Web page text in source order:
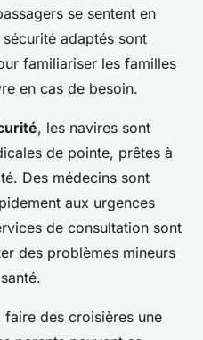
se sentent en
adaptés sont
familiariser les familles
en cas de besoin.
, les navires sont
de pointe, prêtes à
Des médecins sont
aux urgences
de consultation sont
des problèmes mineurs
faire des croisières une